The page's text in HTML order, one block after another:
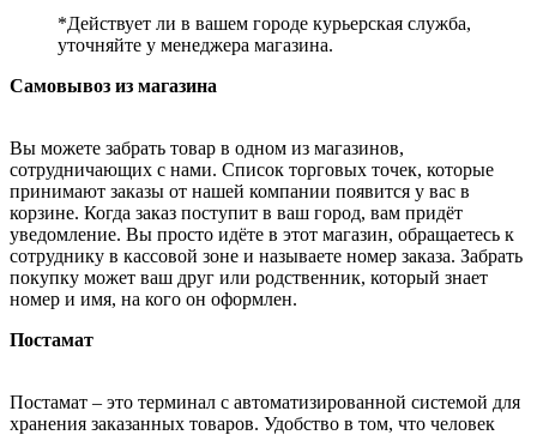
*Действует ли в вашем городе курьерская служба,
уточняйте у менеджера магазина.
Самовывоз из магазина
Вы можете забрать товар в одном из магазинов,
сотрудничающих с нами. Список торговых точек, которые
принимают заказы от нашей компании появится у вас в
корзине. Когда заказ поступит в ваш город, вам придёт
уведомление. Вы просто идёте в этот магазин, обращаетесь к
сотруднику в кассовой зоне и называете номер заказа. Забрать
покупку может ваш друг или родственник, который знает
номер и имя, на кого он оформлен.
Постамат
Постамат – это терминал с автоматизированной системой для
хранения заказанных товаров. Удобство в том, что человек